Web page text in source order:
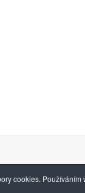
cookies.